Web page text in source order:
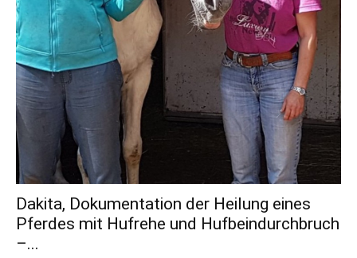
Dakita, Dokumentation der Heilung eines
Pferdes mit Hufrehe und Hufbeindurchbruch
–...